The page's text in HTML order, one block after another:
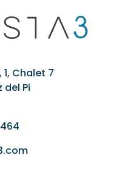
Chalet 7
del Pi